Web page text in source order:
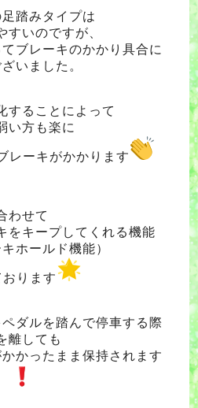
踏みタイプは
すいのですが、
ブレーキのかかり具合に
いました。
することによって
い方も楽に
レーキがかかります
わせて
をキープしてくれる機能
ホールド機能）
ります
ダルを踏んで停車する際
離しても
かったまま保持されます